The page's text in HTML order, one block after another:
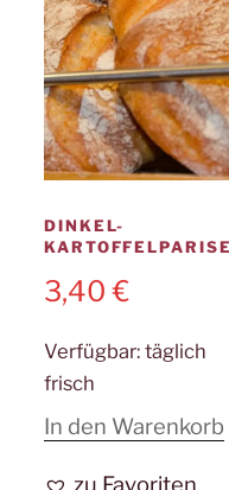
DINKEL-
3,40€
Verfügbar: täglich
frisch
In den Warenkorb
zu Favoriten